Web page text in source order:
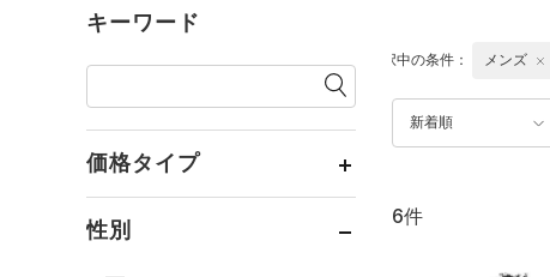
キーワード
価格タイプ
性別
新着順
選択中の条件： メンズ
6件